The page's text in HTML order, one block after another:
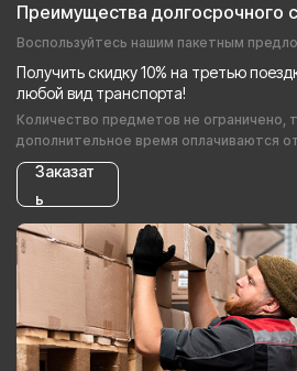
Преимущества долгосрочного
Воспользуйтесь нашим пакетным
Получить скидку 10% на третью
любой вид транспорта!
Количество предметов не ограничено,
дополнительное время оплачиваются
Заказат
ь